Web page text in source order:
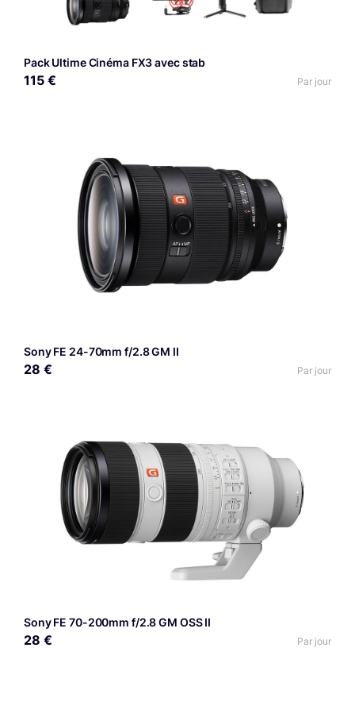
Pack Ultime Cinéma FX3 avec stab
115 € Par jour
Sony FE 24-70mm f/2.8 GM II
28 € Par jour
Sony FE 70-200mm f/2.8 GM OSS II
28 € Par jour